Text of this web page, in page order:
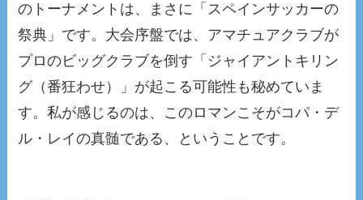
のトーナメントは、まさに「スペインサッカーの
祭典」です。大会序盤では、アマチュアクラブが
プロのビッグクラブを倒す「ジャイアントキリン
グ（番狂わせ）」が起こる可能性も秘めていま
す。私が感じるのは、このロマンこそがコパ・デ
ル・レイの真髄である、ということです。